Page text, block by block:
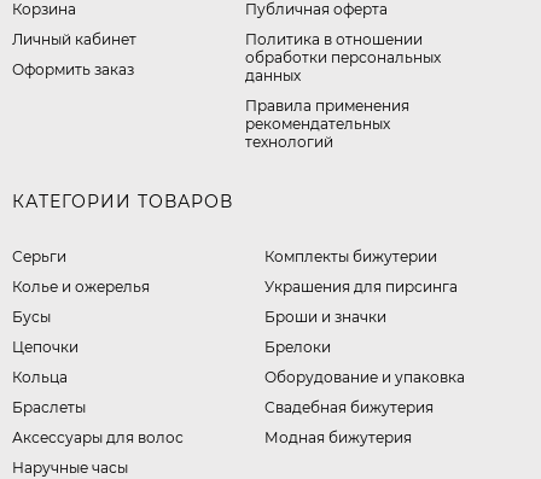
Корзина
Личный кабинет
Оформить заказ
Публичная оферта
​Политика в отношении
обработки персональных
данных
Правила применения
рекомендательных
технологий
КАТЕГОРИИ ТОВАРОВ
Серьги
Колье и ожерелья
Бусы
Цепочки
Кольца
Браслеты
Аксессуары для волос
Наручные часы
Комплекты бижутерии
Украшения для пирсинга
Броши и значки
Брелоки
Оборудование и упаковка
Свадебная бижутерия
Модная бижутерия